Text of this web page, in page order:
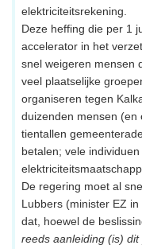
elektriciteitsrekening.
Deze heffing die per 1
accelerator in het
snel weigeren mensen
veel plaatselijke
organiseren tegen
duizenden mensen (en
tientallen
betalen; vele
De regering moet al
Lubbers (minister EZ
dat, hoewel de
reeds aanleiding (is)